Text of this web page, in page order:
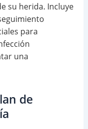
su herida. Incluye
para
una
de